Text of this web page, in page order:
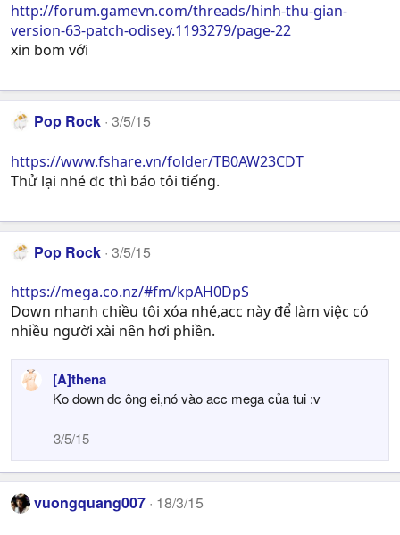
http://forum.gamevn.com/threads/hinh-thu-gian-
version-63-patch-odisey.1193279/page-22
xin bom với
Pop Rock 3/5/15
https://www.fshare.vn/folder/TB0AW23CDT
Thử lại nhé đc thì báo tôi tiếng.
Pop Rock 3/5/15
https://mega.co.nz/#fm/kpAH0DpS
Down nhanh chiều tôi xóa nhé,acc này để làm việc có
nhiều người xài nên hơi phiền.
[A]thena
Ko down dc ông ei,nó vào acc mega của tui :v
3/5/15
vuongquang007 18/3/15